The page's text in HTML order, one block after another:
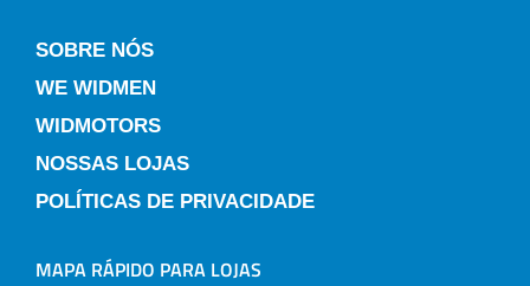
SOBRE NÓS
WE WIDMEN
WIDMOTORS
NOSSAS LOJAS
POLÍTICAS DE PRIVACIDADE
MAPA RÁPIDO PARA LOJAS